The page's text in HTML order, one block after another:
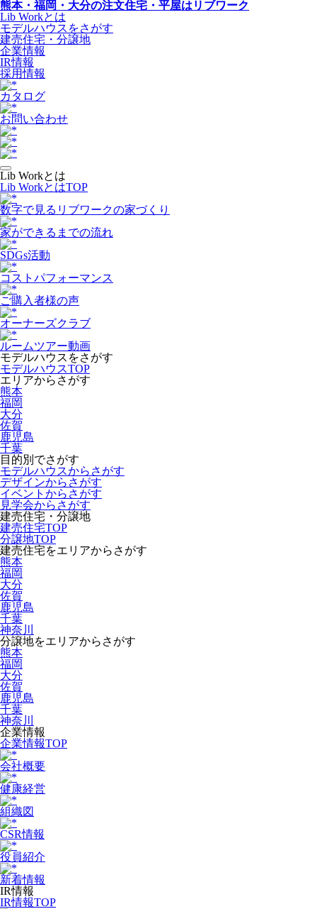
熊本・福岡・大分の注文住宅・平屋はリブワーク
Lib Workとは
モデルハウスをさがす
建売住宅・分譲地
企業情報
IR情報
採用情報
カタログ
お問い合わせ
Lib Workとは
Lib WorkとはTOP
数字で⾒るリブワークの家づくり
家ができるまでの流れ
SDGs活動
コストパフォーマンス
ご購入者様の声
オーナーズクラブ
ルームツアー動画
モデルハウスをさがす
モデルハウスTOP
エリアからさがす
熊本
福岡
大分
佐賀
鹿児島
千葉
目的別でさがす
モデルハウスからさがす
デザインからさがす
イベントからさがす
見学会からさがす
建売住宅・分譲地
建売住宅TOP
分譲地TOP
建売住宅をエリアからさがす
熊本
福岡
大分
佐賀
鹿児島
千葉
神奈川
分譲地をエリアからさがす
熊本
福岡
大分
佐賀
鹿児島
千葉
神奈川
企業情報
企業情報TOP
会社概要
健康経営
組織図
CSR情報
役員紹介
新着情報
IR情報
IR情報TOP